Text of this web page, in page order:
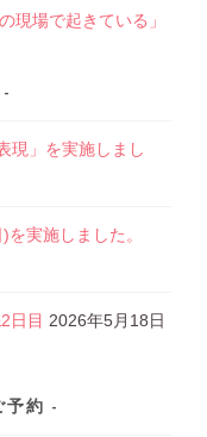
現場で起きている」
現」を実施しまし
実施しました。
日目 2026年5月18日
予約